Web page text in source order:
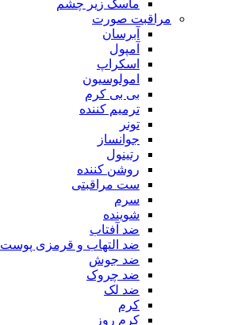
ماسک زیر چشم
مراقبت صورت
آبرسان
آمپول
اسکراپ
امولوسیون
بی بی کرم
ترمیم کننده
تونر
جوانساز
رتینول
روشن کننده
ست مراقبتی
سرم
شوینده
ضد آفتاب
ضد التهاب و قرمزی پوست
‌ضد جوش
ضد چروک
ضد لک
کرم
کرم روز